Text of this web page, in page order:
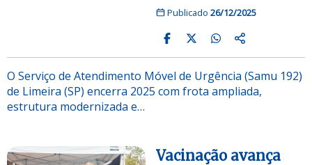
Publicado 26/12/2025
O Serviço de Atendimento Móvel de Urgência (Samu 192)
de Limeira (SP) encerra 2025 com frota ampliada,
estrutura modernizada e…
Vacinação avança